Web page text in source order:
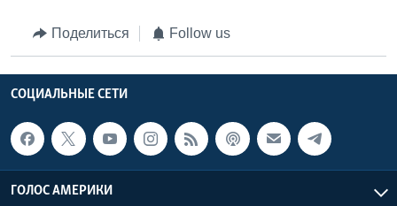
Поделиться Follow us
СОЦИАЛЬНЫЕ СЕТИ
ГОЛОС АМЕРИКИ